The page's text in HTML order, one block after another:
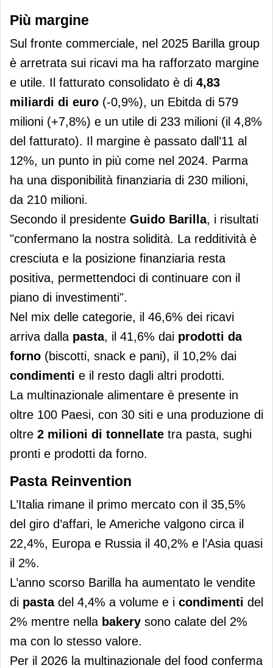
Più margine
Sul fronte commerciale, nel 2025 Barilla group
è arretrata sui ricavi ma ha rafforzato margine
e utile. Il fatturato consolidato è di 4,83
miliardi di euro (-0,9%), un Ebitda di 579
milioni (+7,8%) e un utile di 233 milioni (il 4,8%
del fatturato). Il margine è passato dall’11 al
12%, un punto in più come nel 2024. Parma
ha una disponibilità finanziaria di 230 milioni,
da 210 milioni.
Secondo il presidente Guido Barilla, i risultati
"confermano la nostra solidità. La redditività è
cresciuta e la posizione finanziaria resta
positiva, permettendoci di continuare con il
piano di investimenti".
Nel mix delle categorie, il 46,6% dei ricavi
arriva dalla pasta, il 41,6% dai prodotti da
forno (biscotti, snack e pani), il 10,2% dai
condimenti e il resto dagli altri prodotti.
La multinazionale alimentare è presente in
oltre 100 Paesi, con 30 siti e una produzione di
oltre 2 milioni di tonnellate tra pasta, sughi
pronti e prodotti da forno.
Pasta Reinvention
L’Italia rimane il primo mercato con il 35,5%
del giro d’affari, le Americhe valgono circa il
22,4%, Europa e Russia il 40,2% e l’Asia quasi
il 2%.
L’anno scorso Barilla ha aumentato le vendite
di pasta del 4,4% a volume e i condimenti del
2% mentre nella bakery sono calate del 2%
ma con lo stesso valore.
Per il 2026 la multinazionale del food conferma